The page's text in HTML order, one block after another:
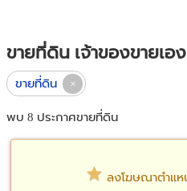
ขายที่ดิน เจ้าของขายเอ
ขายที่ดิน
พบ 8 ประกาศขายที่ดิน
ลงโฆษณาตำแห